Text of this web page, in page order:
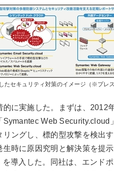
たセキュリティ対策のイメージ（※プレ
的に実施した。まずは、2012
Symantec Web
リングし、標的型攻撃を検出
生時に原因究明と解決策を提
を導入した。同社は、エンド